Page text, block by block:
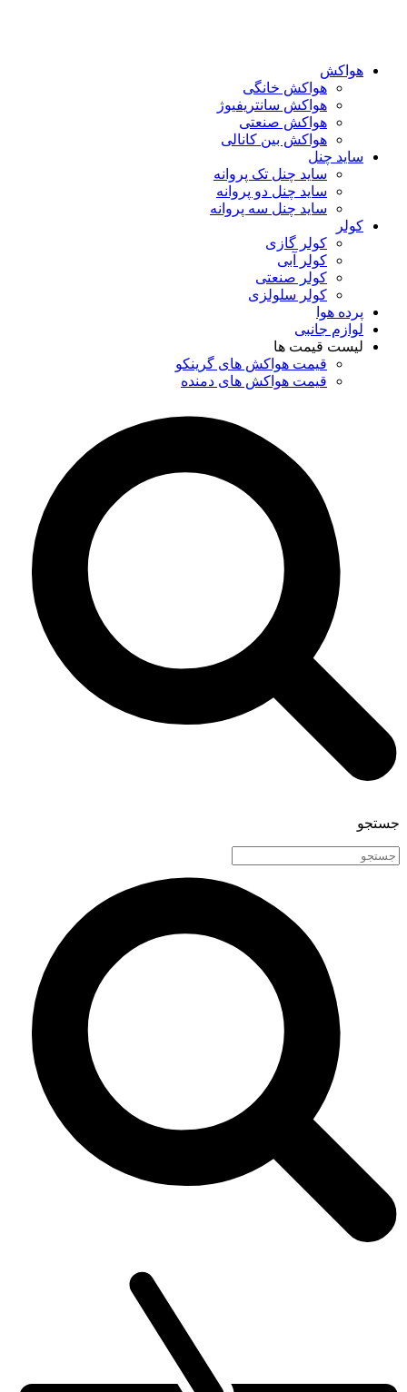
هواکش
هواکش خانگی
هواکش سانتریفیوژ
هواکش صنعتی
هواکش بین کانالی
ساید چنل
ساید چنل تک پروانه
ساید چنل دو پروانه
ساید چنل سه پروانه
کولر
کولر گازی
کولر آبی
کولر صنعتی
کولر سلولزی
پرده هوا
لوازم جانبی
لیست قیمت ها
قیمت هواکش های گرینکو
قیمت هواکش های دمنده
جستجو